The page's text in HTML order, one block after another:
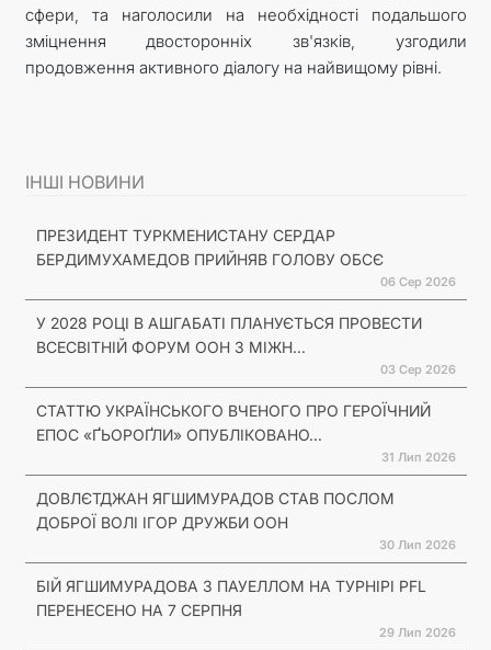
сфери, та наголосили на необхідності подальшого
зміцнення двосторонніх зв'язків, узгодили
продовження активного діалогу на найвищому рівні.
ІНШІ НОВИНИ
ПРЕЗИДЕНТ ТУРКМЕНИСТАНУ СЕРДАР
БЕРДИМУХАМЕДОВ ПРИЙНЯВ ГОЛОВУ ОБСЄ
06 Сер 2026
У 2028 РОЦІ В АШГАБАТІ ПЛАНУЄТЬСЯ ПРОВЕСТИ
ВСЕСВІТНІЙ ФОРУМ ООН З МІЖН...
03 Сер 2026
СТАТТЮ УКРАЇНСЬКОГО ВЧЕНОГО ПРО ГЕРОЇЧНИЙ
ЕПОС «ҐЬОРОҐЛИ» ОПУБЛІКОВАНО...
31 Лип 2026
ДОВЛЄТДЖАН ЯГШИМУРАДОВ СТАВ ПОСЛОМ
ДОБРОЇ ВОЛІ ІГОР ДРУЖБИ ООН
30 Лип 2026
БІЙ ЯГШИМУРАДОВА З ПАУЕЛЛОМ НА ТУРНІРІ PFL
ПЕРЕНЕСЕНО НА 7 СЕРПНЯ
29 Лип 2026